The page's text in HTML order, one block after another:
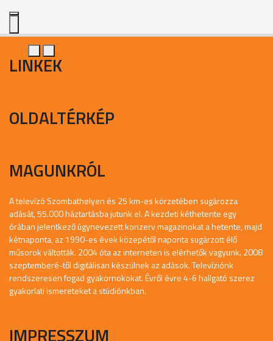
LINKEK
OLDALTÉRKÉP
MAGUNKRÓL
A televízó Szombathelyen és 25 km-es körzetében sugározza
adását, 55.000 háztartásba jutunk el. A kezdeti kéthetente egy
órában jelentkező úgynevezett konzerv magazinokat a hetente, majd
kétnaponta, az 1990-es évek közepétől naponta sugárzott élő
műsorok váltották. 2004 óta az interneten is elérhetők vagyunk. 2008
szeptemberé-től digitálisan készülnek az adások. Televíziónk
rendszeresen fogad gyakornokokat. Évről évre 4-6 hallgató szerez
gyakorlati ismereteket a stúdiónkban.
IMPRESSZUM